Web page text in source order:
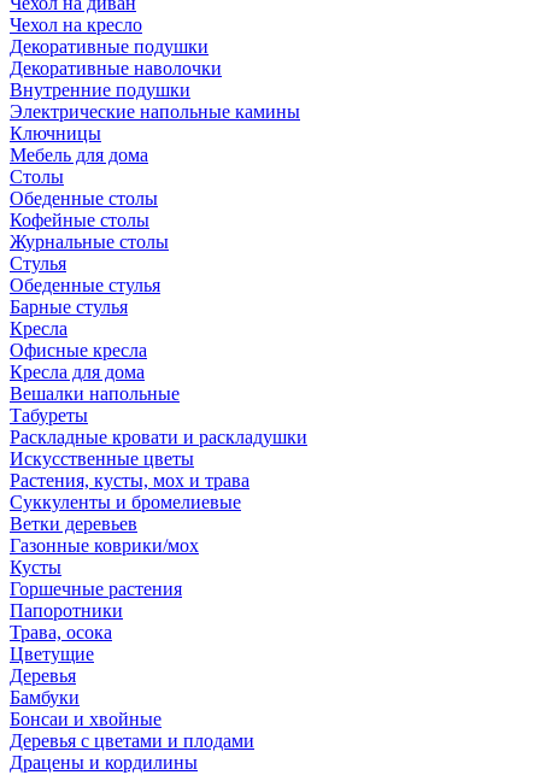
Чехол на кресло
Декоративные подушки
Декоративные наволочки
Внутренние подушки
Электрические напольные камины
Ключницы
Мебель для дома
Столы
Обеденные столы
Кофейные столы
Журнальные столы
Стулья
Обеденные стулья
Барные стулья
Кресла
Офисные кресла
Кресла для дома
Вешалки напольные
Табуреты
Раскладные кровати и раскладушки
Искусственные цветы
Растения, кусты, мох и трава
Суккуленты и бромелиевые
Ветки деревьев
Газонные коврики/мох
Кусты
Горшечные растения
Папоротники
Трава, осока
Цветущие
Деревья
Бамбуки
Бонсаи и хвойные
Деревья с цветами и плодами
Драцены и кордилины